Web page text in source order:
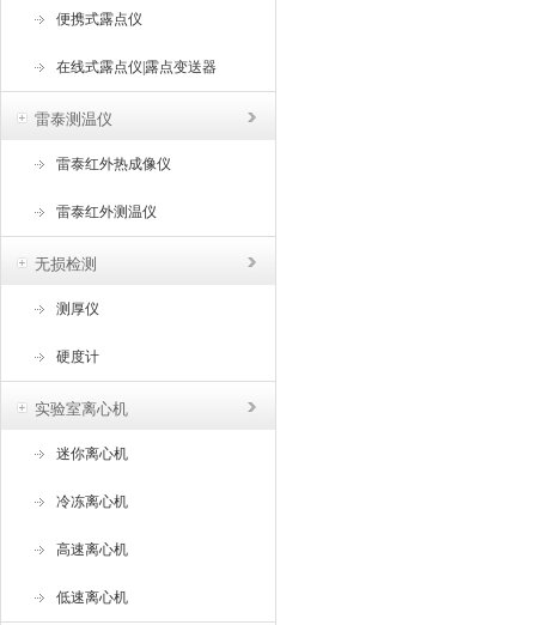
便携式露点仪
在线式露点仪|露点变送器
雷泰测温仪
雷泰红外热成像仪
雷泰红外测温仪
无损检测
测厚仪
硬度计
实验室离心机
迷你离心机
冷冻离心机
高速离心机
低速离心机